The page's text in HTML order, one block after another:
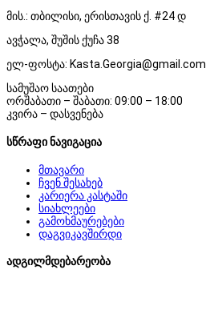
მის.: თბილისი, ერისთავის ქ. #24 დ
ავჭალა, შუშის ქუჩა 38
ელ-ფოსტა: Kasta.Georgia@gmail.com
სამუშაო საათები
ორშაბათი – შაბათი: 09:00 – 18:00
კვირა – დასვენება
სწრაფი ნავიგაცია
მთავარი
ჩვენ შესახებ
კარიერა კასტაში
სიახლეები
გამოხმაურებები
დაგვიკავშირდი
ადგილმდებარეობა